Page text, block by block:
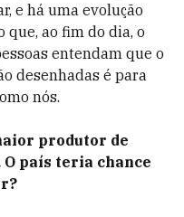
e há uma evolução
que, ao fim do dia, o
entendam que o
desenhadas é para
nós.
produtor de
país teria chance